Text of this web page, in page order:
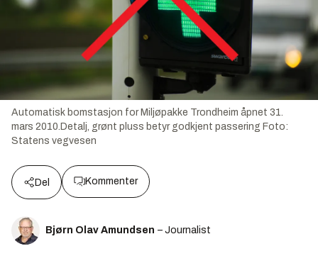
Automatisk bomstasjon for Miljøpakke Trondheim åpnet 31.
mars 2010.Detalj, grønt pluss betyr godkjent passering Foto:
Statens vegvesen
Del Kommenter
Bjørn Olav Amundsen – Journalist